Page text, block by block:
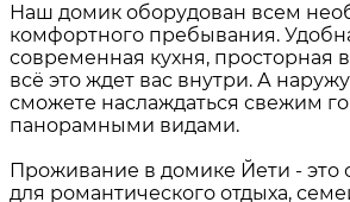
Наш домик оборудован всем
комфортного пребывания.
современная кухня, просторная
всё это ждет вас внутри. А
сможете наслаждаться свежим
панорамными видами.
Проживание в домике Йети -
для романтического отдыха,